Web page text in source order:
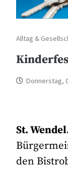
Alltag &
Donnerstag,
St.
den